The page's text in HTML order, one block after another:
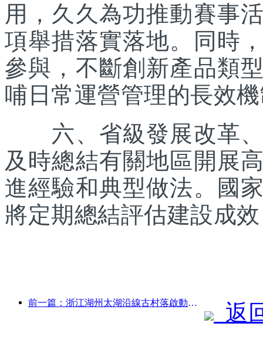
用，久久為功推動賽事
項舉措落實落地。同時
參與，不斷創新產品類
哺日常運營管理的長效
六、省級發展改革、
及時總結有關地區開展
進經驗和典型做法。國
將定期總結評估建設成
前一篇：浙江湖州太湖沿線古村落啟動改造提升，投資近10億元
返